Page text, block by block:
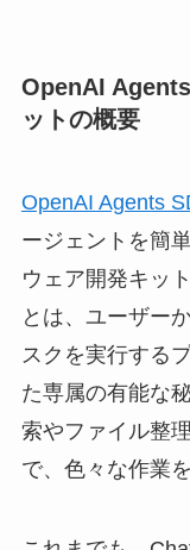
OpenAI
ットの概要
OpenAI Agents
ージェントを簡
ウェア開発キッ
とは、ユーザー
スクを実行する
た専属の有能な
索やファイル整
で、色々な作業